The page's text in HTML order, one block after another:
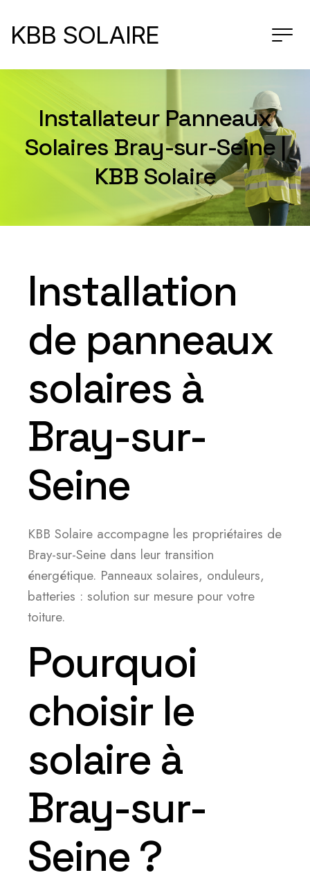
KBB SOLAIRE
Installateur Panneaux
Solaires Bray-sur-Seine |
KBB Solaire
Installation
de panneaux
solaires à
Bray-sur-
Seine
KBB Solaire accompagne les propriétaires de
Bray-sur-Seine dans leur transition
énergétique. Panneaux solaires, onduleurs,
batteries : solution sur mesure pour votre
toiture.
Pourquoi
choisir le
solaire à
Bray-sur-
Seine ?